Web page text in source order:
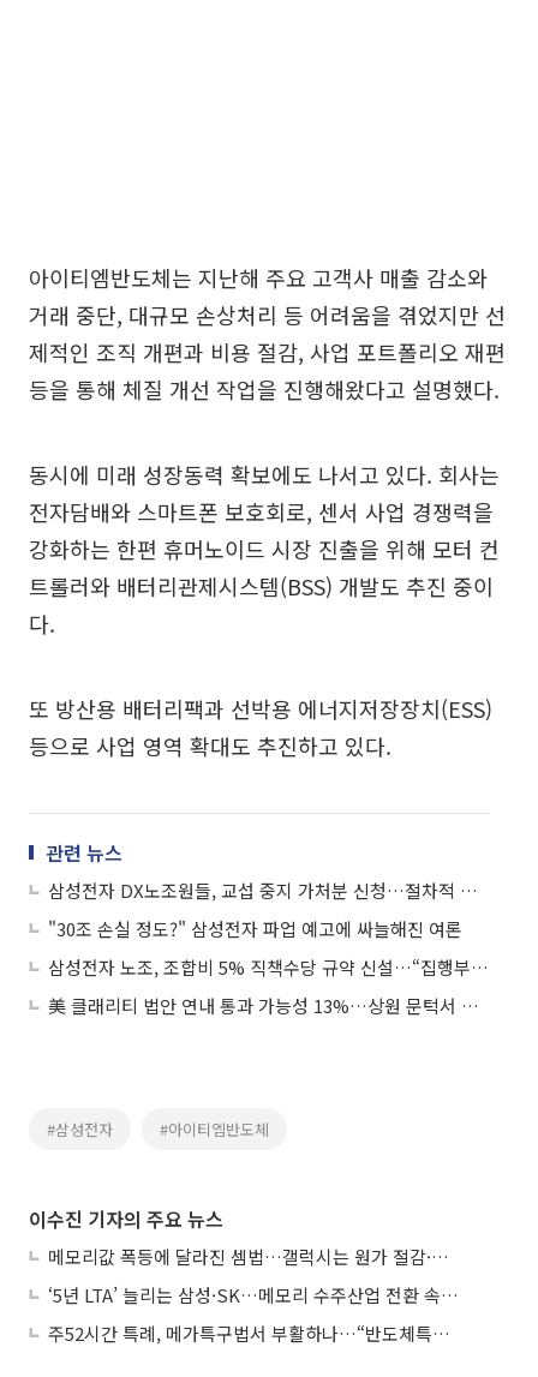
아이티엠반도체는 지난해 주요 고객사 매출 감소와
거래 중단, 대규모 손상처리 등 어려움을 겪었지만 선
제적인 조직 개편과 비용 절감, 사업 포트폴리오 재편
등을 통해 체질 개선 작업을 진행해왔다고 설명했다.
동시에 미래 성장동력 확보에도 나서고 있다. 회사는
전자담배와 스마트폰 보호회로, 센서 사업 경쟁력을
강화하는 한편 휴머노이드 시장 진출을 위해 모터 컨
트롤러와 배터리관제시스템(BSS) 개발도 추진 중이
다.
또 방산용 배터리팩과 선박용 에너지저장장치(ESS)
등으로 사업 영역 확대도 추진하고 있다.
관련 뉴스
삼성전자 DX노조원들, 교섭 중지 가처분 신청…절차적 정당성 지적
"30조 손실 정도?" 삼성전자 파업 예고에 싸늘해진 여론
삼성전자 노조, 조합비 5% 직책수당 규약 신설…“집행부 월 최대 700만원”
美 클래리티 법안 연내 통과 가능성 13%…상원 문턱서 제동
#삼성전자 #아이티엠반도체
이수진 기자의 주요 뉴스
메모리값 폭등에 달라진 셈법…갤럭시는 원가 절감·아이폰은 서비스 확대
‘5년 LTA’ 늘리는 삼성·SK…메모리 수주산업 전환 속 다른 셈법
주52시간 특례, 메가특구법서 부활하나…“반도체특별법 담겨야”